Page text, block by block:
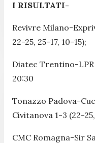
I RISULTATI-
Revivre Milano-
22-25, 25-17, 10-15);
Diatec Trentino-
20:30
Tonazzo Padova-
Civitanova 1-3 (22-
CMC Romagna-Sir